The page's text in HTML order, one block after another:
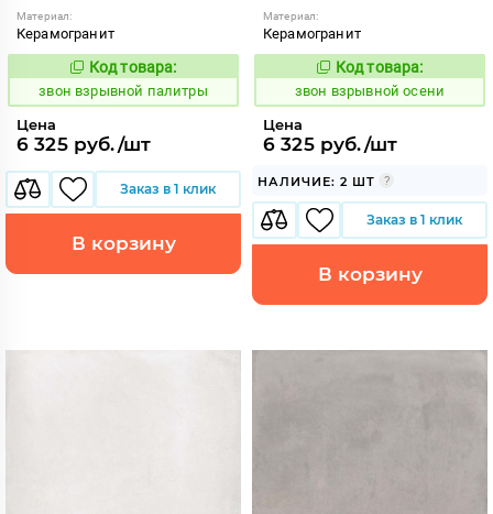
Материал:
Керамогранит
454941
Код товара:
звон взрывной палитры
Цена
6 325 руб./шт
Заказ в 1 клик
В корзину
Материал:
Керамогранит
454940
Код товара:
звон взрывной осени
Цена
6 325 руб./шт
НАЛИЧИЕ: 2 ШТ
Заказ в 1 клик
В корзину